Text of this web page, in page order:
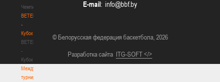
Чемпионат
BETERA
-
Кубок
BETERA
-
Кубок
Международный
турнир
E-mail:
© Белорусская федерация баскетбола, 2026
Разработка сайта ITG-SOFT </>